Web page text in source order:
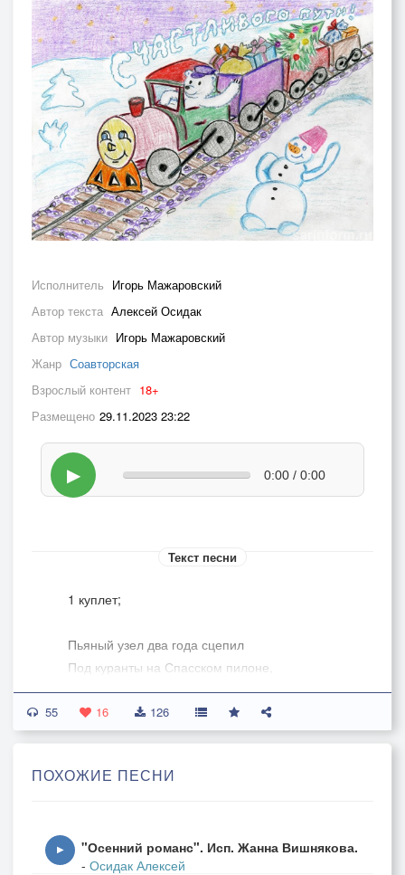
Исполнитель Игорь Мажаровский
Автор текста Алексей Осидак
Автор музыки Игорь Мажаровский
Жанр Соавторская
Взрослый контент 18+
Размещено 29.11.2023 23:22
▶ 0:00 / 0:00
Текст песни
1 куплет;
Пьяный узел два года сцепил
Под куранты на Спасском пилоне,
И секунды сорвались с цепи,
И часов раскатали рулоны.
Темперамент и гены - не шутка!
55 16 126
ПОХОЖИЕ ПЕСНИ
▶
"Осенний романс". Исп. Жанна Вишнякова.
- Осидак Алексей